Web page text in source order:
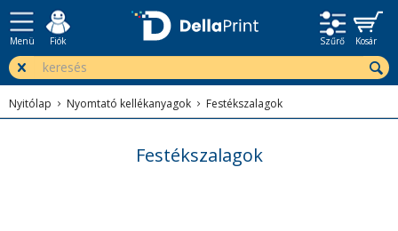
Menü Fiók Szűrő Kosár
Nyitólap Nyomtató kellékanyagok Festékszalagok
Festékszalagok